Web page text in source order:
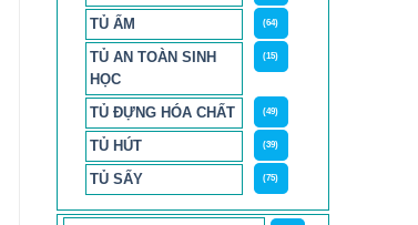
TỦ ẤM (64)
TỦ AN TOÀN SINH
HỌC
(15)
TỦ ĐỰNG HÓA CHẤT (49)
TỦ HÚT (39)
TỦ SẤY (75)